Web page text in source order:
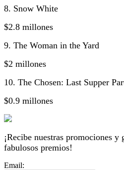
8. Snow White
$2.8 millones
9. The Woman in the Yard
$2 millones
10. The Chosen: Last Supper
$0.9 millones
¡Recibe nuestras promociones y
fabulosos premios!
Email: